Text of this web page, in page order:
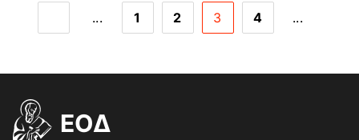
... 1 2 3 4 ...
EOΔ